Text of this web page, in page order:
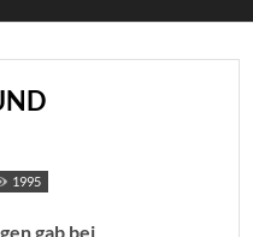
1995
gab bei